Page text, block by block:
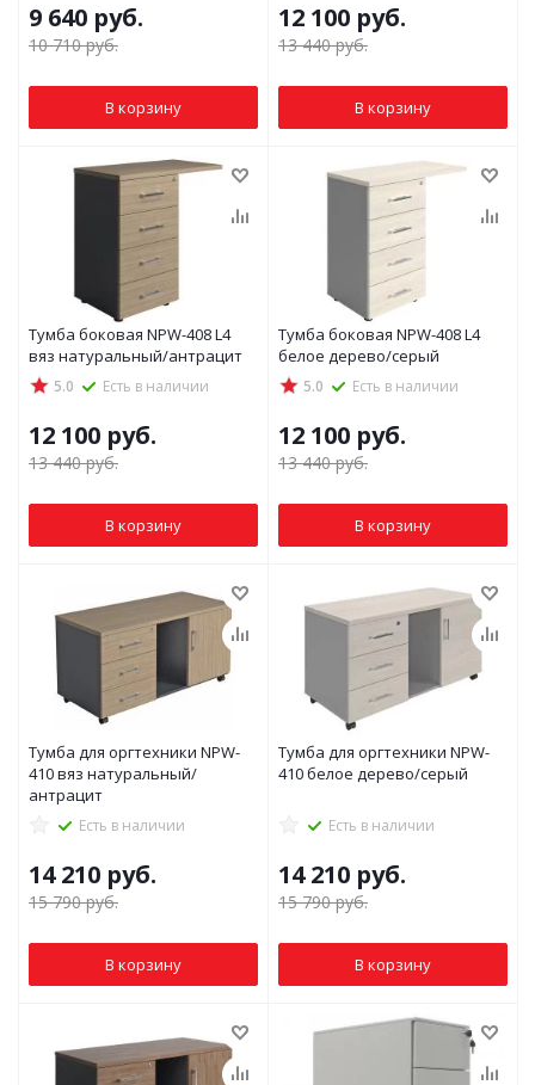
9 640 руб.
10 710руб.
В корзину
12 100 руб.
13 440руб.
В корзину
Тумба боковая NPW-408 L4
вяз натуральный/антрацит
5.0 Есть в наличии
12 100 руб.
13 440руб.
В корзину
Тумба боковая NPW-408 L4
белое дерево/серый
5.0 Есть в наличии
12 100 руб.
13 440руб.
В корзину
Тумба для оргтехники NPW-
410 вяз натуральный/
антрацит
Есть в наличии
14 210 руб.
15 790руб.
В корзину
Тумба для оргтехники NPW-
410 белое дерево/серый
Есть в наличии
14 210 руб.
15 790руб.
В корзину